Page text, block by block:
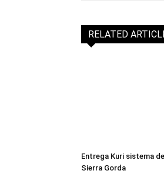
RELATED
Entrega Kuri sistema
Sierra Gorda